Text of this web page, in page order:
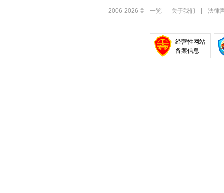
2006-2026 © 一览 关于我们 法律
经营性网站
备案信息